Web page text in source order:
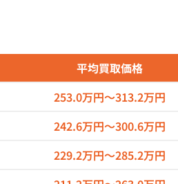
平均買取価格
253.0万円～313.2万円
242.6万円～300.6万円
229.2万円～285.2万円